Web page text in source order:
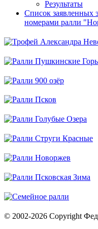
Результаты
Список заявленных
номерами ралли
© 2002-2026 Copyright